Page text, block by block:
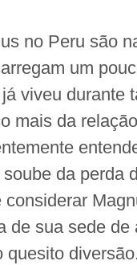
no Peru são
um
viveu durante
mais da
da perda
de sua sede
quesito